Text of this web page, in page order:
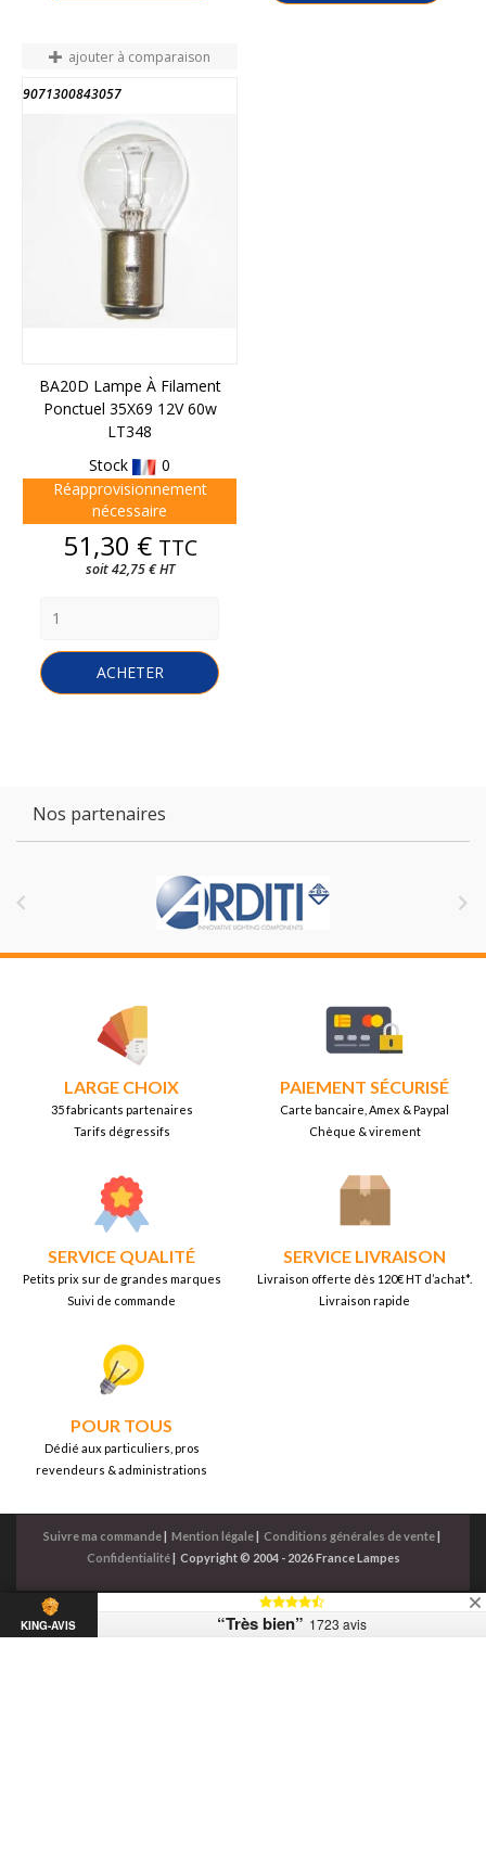
ajouter à comparaison
9071300843057
BA20D Lampe À Filament
Ponctuel 35X69 12V 60w
LT348
Stock
0
Réapprovisionnement
nécessaire
Prix
51,30 € TTC
soit 42,75 € HT
ACHETER
Nos partenaires
 
LARGE CHOIX
35 fabricants partenaires
Tarifs dégressifs
PAIEMENT SÉCURISÉ
Carte bancaire, Amex & Paypal
Chèque & virement
SERVICE QUALITÉ
Petits prix sur de grandes marques
Suivi de commande
SERVICE LIVRAISON
Livraison offerte dès 120€ HT d’achat*.
Livraison rapide
POUR TOUS
Dédié aux particuliers, pros
revendeurs & administrations
Suivre ma commande Mention légale Conditions générales de vente
Confidentialité| Copyright © 2004 - 2026 France Lampes
KING-AVIS “Très bien” 1723 avis